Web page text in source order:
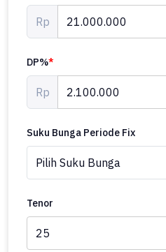
Rp
DP%*
Rp
Suku Bunga Periode Fix
Tenor